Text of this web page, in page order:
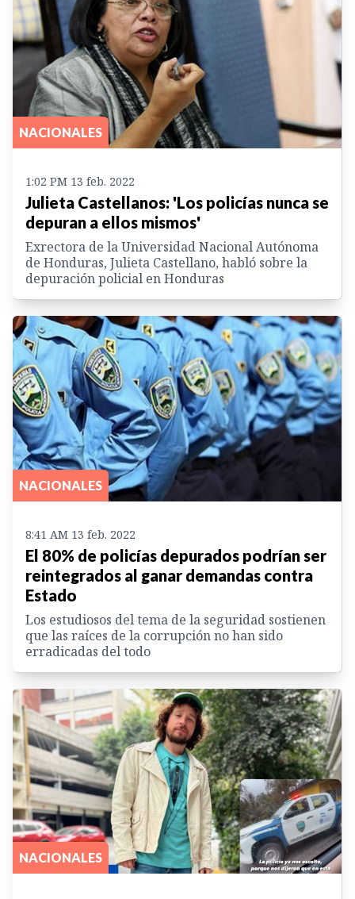
NACIONALES
1:02 PM 13 feb. 2022
Julieta Castellanos: 'Los policías nunca se
depuran a ellos mismos'
Exrectora de la Universidad Nacional Autónoma
de Honduras, Julieta Castellano, habló sobre la
depuración policial en Honduras
NACIONALES
8:41 AM 13 feb. 2022
El 80% de policías depurados podrían ser
reintegrados al ganar demandas contra
Estado
Los estudiosos del tema de la seguridad sostienen
que las raíces de la corrupción no han sido
erradicadas del todo
NACIONALES